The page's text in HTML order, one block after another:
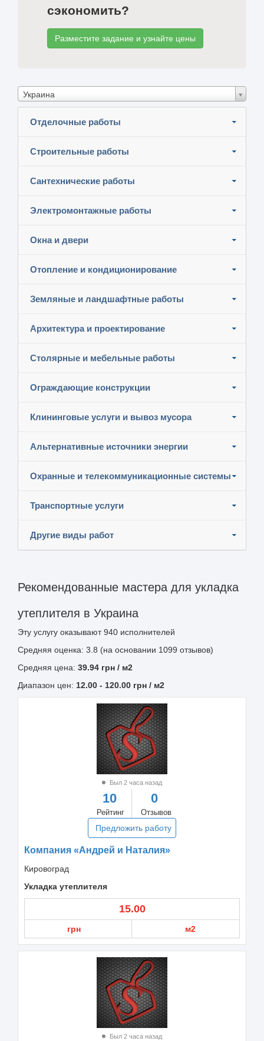
сэкономить?
Разместите задание и узнайте цены
Украина
Отделочные работы
Строительные работы
Сантехнические работы
Электромонтажные работы
Окна и двери
Отопление и кондиционирование
Земляные и ландшафтные работы
Архитектура и проектирование
Столярные и мебельные работы
Ограждающие конструкции
Клининговые услуги и вывоз мусора
Альтернативные источники энергии
Охранные и телекоммуникационные системы
Транспортные услуги
Другие виды работ
Рекомендованные мастера для укладка
утеплителя в Украина
Эту услугу оказывают940 исполнителей
Средняя оценка: 3.8 (на основании 1099 отзывов)
Средняя цена: 39.94 грн / м2
Диапазон цен: 12.00 - 120.00 грн / м2
Был 2 часа назад
10
Рейтинг
0
Отзывов
Предложить работу
Компания «Андрей и Наталия»
Кировоград
Укладка утеплителя
15.00
грн м2
Был 2 часа назад